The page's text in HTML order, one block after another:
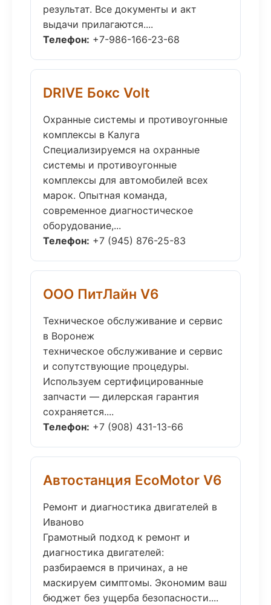
результат. Все документы и акт
выдачи прилагаются....
Телефон: +7-986-166-23-68
DRIVE Бокс Volt
Охранные системы и противоугонные
комплексы в Калуга
Специализируемся на охранные
системы и противоугонные
комплексы для автомобилей всех
марок. Опытная команда,
современное диагностическое
оборудование,...
Телефон: +7 (945) 876-25-83
ООО ПитЛайн V6
Техническое обслуживание и сервис
в Воронеж
техническое обслуживание и сервис
и сопутствующие процедуры.
Используем сертифицированные
запчасти — дилерская гарантия
сохраняется....
Телефон: +7 (908) 431-13-66
Автостанция EcoMotor V6
Ремонт и диагностика двигателей в
Иваново
Грамотный подход к ремонт и
диагностика двигателей:
разбираемся в причинах, а не
маскируем симптомы. Экономим ваш
бюджет без ущерба безопасности....